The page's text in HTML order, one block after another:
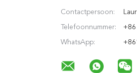
Contactpersoon:
Telefoonnummer: +86
WhatsApp: